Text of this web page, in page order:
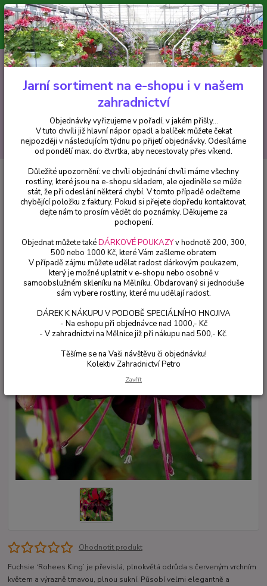
Minimální hodnota pro odeslání z e-shopu je 300 Kč.
V tuto chvíli již hlavní nápor objednávek opadl a balíček můžete čekat
nejpozději v následujícím týdnu po přijetí objednávky. Objednávky
vyřizujeme v pořadí, v jakém přišly...
CZK
Hledat
+420 602 223 614 0ks
za0 Kč
Fuchsie Rohees King Fuchsie - cena na prodejně
Rohees King Fuchsie - cena na
prodejně
Ohodnotit produkt
Fuchsie ‘Rohees King’ je převislá, plnokvětá odrůda s červeným vrchním
květem a výrazně tmavou, plnou sukní. Působí velmi elegantně a
Jarní sortiment na e-shopu i v našem
zahradnictví
Objednávky vyřizujeme v pořadí, v jakém přišly...
V tuto chvíli již hlavní nápor opadl a balíček můžete čekat
nejpozději v následujícím týdnu po přijetí objednávky. Odesíláme
od pondělí max. do čtvrtka, aby necestovaly přes víkend.
Důležité upozornění: ve chvíli objednání chvíli máme všechny
rostliny, které jsou na e-shopu skladem, ale ojediněle se může
stát, že při odeslání některá chybí. V tomto případě odečteme
chybějící položku z faktury. Pokud si přejete dopředu kontaktovat,
dejte nám to prosím vědět do poznámky. Děkujeme za
pochopení.
Objednat můžete takéDÁRKOVÉ POUKAZYv hodnotě 200, 300,
500 nebo 1000 Kč, které Vám zašleme obratem
V případě zájmu můžete udělat radost dárkovým poukazem,
který je možné uplatnit v e-shopu nebo osobně v
samoobslužném skleníku na Mělníku. Obdarovaný si jednoduše
sám vybere rostliny, které mu udělají radost.
DÁREK K NÁKUPU V PODOBĚ SPECIÁLNÍHO HNOJIVA
- Na eshopu při objednávce nad 1000,- Kč
- V zahradnictví na Mělníce již při nákupu nad 500,- Kč.
Těšíme se na Vaši návštěvu či objednávku!
Kolektiv Zahradnictví Petro
Zavřít